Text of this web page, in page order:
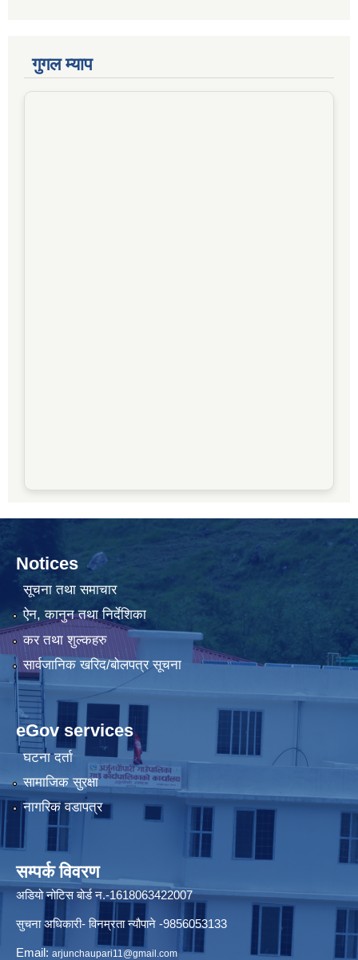
गुगल म्याप
Notices
सूचना तथा समाचार
ऐन, कानुन तथा निर्देशिका
कर तथा शुल्कहरु
सार्वजानिक खरिद/बोलपत्र सूचना
eGov services
घटना दर्ता
सामाजिक सुरक्षा
नागरिक वडापत्र
सम्पर्क विवरण
अडियो नोटिस बोर्ड न.-1618063422007
सुचना अधिकारी- विनम्रता न्यौपाने -9856053133
Email: arjunchaupari11@gmail.com